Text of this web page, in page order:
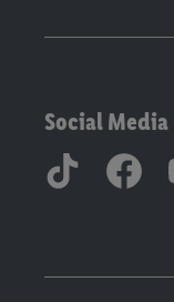
Social Media